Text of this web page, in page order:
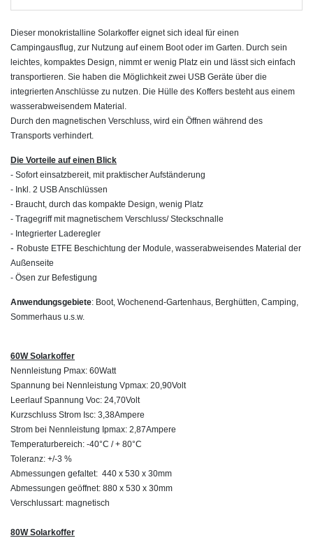
Dieser monokristalline Solarkoffer eignet sich ideal für einen
Campingausflug, zur Nutzung auf einem Boot oder im Garten. Durch sein
leichtes, kompaktes Design, nimmt er wenig Platz ein und lässt sich einfach
transportieren. Sie haben die Möglichkeit zwei USB Geräte über die
integrierten Anschlüsse zu nutzen. Die Hülle des Koffers besteht aus einem
wasserabweisendem Material.
Durch den magnetischen Verschluss, wird ein Öffnen während des
Transports verhindert.
Die Vorteile auf einen Blick
- Sofort einsatzbereit, mit praktischer Aufständerung
- Inkl. 2 USB Anschlüssen
- Braucht, durch das kompakte Design, wenig Platz
- Tragegriff mit magnetischem Verschluss/ Steckschnalle
- Integrierter Laderegler
- Robuste ETFE Beschichtung der Module, wasserabweisendes Material der
Außenseite
- Ösen zur Befestigung
Anwendungsgebiete: Boot, Wochenend-Gartenhaus, Berghütten, Camping,
Sommerhaus u.s.w.
60W Solarkoffer
Nennleistung Pmax: 60Watt
Spannung bei Nennleistung Vpmax: 20,90Volt
Leerlauf Spannung Voc: 24,70Volt
Kurzschluss Strom Isc: 3,38Ampere
Strom bei Nennleistung Ipmax: 2,87Ampere
Temperaturbereich: -40°C / + 80°C
Toleranz: +/-3 %
Abmessungen gefaltet: 440 x 530 x 30mm
Abmessungen geöffnet: 880 x 530 x 30mm
Verschlussart: magnetisch
80W Solarkoffer